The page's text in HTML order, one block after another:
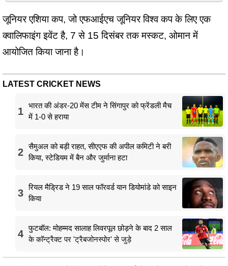
जूनियर एशिया कप, जो एफआईएच जूनियर विश्व कप के लिए एक
क्वालिफाइंग इवेंट है, 7 से 15 दिसंबर तक मस्कट, ओमान में
आयोजित किया जाना है।
LATEST CRICKET NEWS
1
भारत की अंडर-20 मेंस टीम ने सिंगापुर को फ्रेंडली मैच
में 1-0 से हराया
2
सैमुअल को बड़ी राहत, सीएएफ की अपील कमिटी ने बरी
किया, स्टेडियम में बैन और जुर्माना हटा
3
रियल मैड्रिड ने 19 साल फॉरवर्ड यान डियोमांडे को साइन
किया
4
फुटबॉल: मोहम्मद सालाह लिवरपूल छोड़ने के बाद 2 साल
के कॉन्ट्रैक्ट पर 'ट्रैबजोनस्पोर' से जुड़े